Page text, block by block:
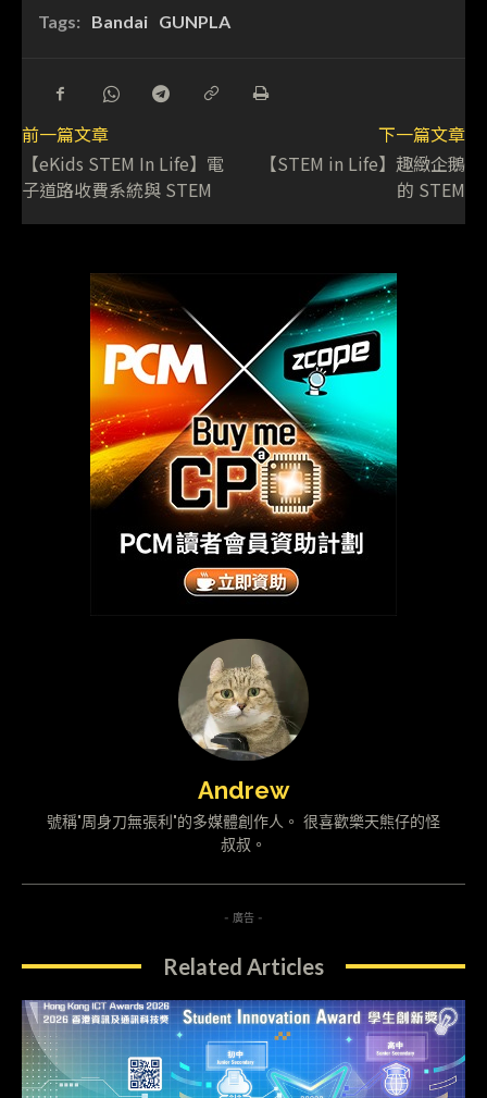
Tags: Bandai GUNPLA
前一篇文章
【eKids STEM In Life】電
子道路收費系統與 STEM
下一篇文章
【STEM in Life】趣緻企鵝
的 STEM
Andrew
號稱"周身刀無張利"的多媒體創作人。 很喜歡樂天熊仔的怪
叔叔。
- 廣告 -
Related Articles